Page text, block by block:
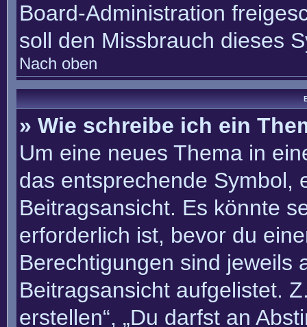
Board-Administration
soll den Missbrauch dieses
Nach oben
» Wie schreibe ich ein
Um eine neues Thema in
das entsprechende Symbol,
Beitragsansicht. Es könnte
erforderlich ist, bevor du
Berechtigungen sind jeweils
Beitragsansicht aufgelistet.
erstellen“, „Du darfst an